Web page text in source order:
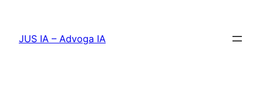
JUS IA – Advoga IA